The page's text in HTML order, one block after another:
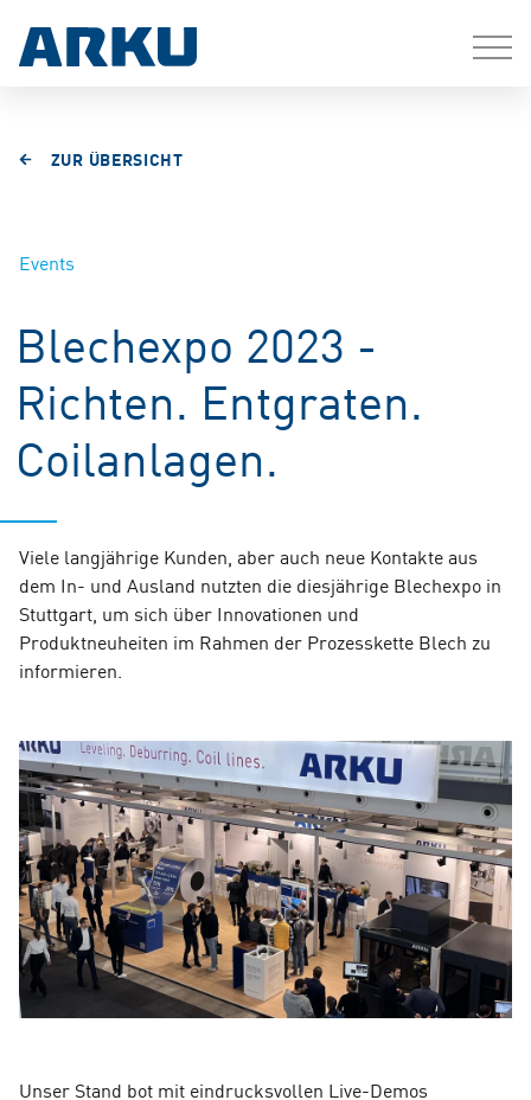
ZUR ÜBERSICHT
Events
Blechexpo 2023 -
Richten. Entgraten.
Coilanlagen.
Viele langjährige Kunden, aber auch neue Kontakte aus
dem In- und Ausland nutzten die diesjährige Blechexpo in
Stuttgart, um sich über Innovationen und
Produktneuheiten im Rahmen der Prozesskette Blech zu
informieren.
Unser Stand bot mit eindrucksvollen Live-Demos